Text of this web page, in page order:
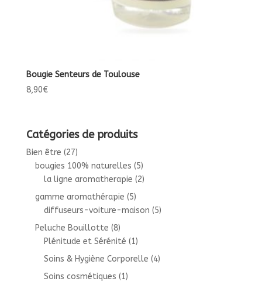
Bougie Senteurs de Toulouse
8,90€
Catégories de produits
Bien être (27)
bougies 100% naturelles (5)
la ligne aromatherapie (2)
gamme aromathérapie (5)
diffuseurs-voiture-maison (5)
Peluche Bouillotte (8)
Plénitude et Sérénité (1)
Soins & Hygiène Corporelle (4)
Soins cosmétiques (1)